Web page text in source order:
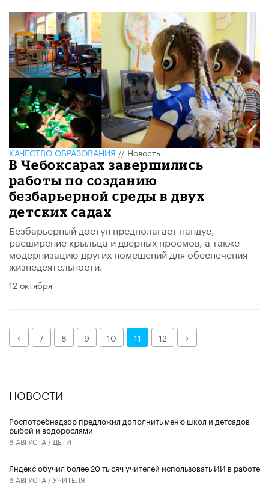
КАЧЕСТВО ОБРАЗОВАНИЯ//Новость
В Чебоксарах завершились
работы по созданию
безбарьерной среды в двух
детских садах
Безбарьерный доступ предполагает пандус,
расширение крыльца и дверных проемов, а также
модернизацию других помещений для обеспечения
жизнедеятельности.
12 октября
Назад
7 8 9 10 11 12 Далее
НОВОСТИ
Роспотребнадзор предложил дополнить меню школ и детсадов
рыбой и водорослями
6 АВГУСТА / ДЕТИ
​Яндекс обучил более 20 тысяч учителей использовать ИИ в работе
6 АВГУСТА /УЧИТЕЛЯ